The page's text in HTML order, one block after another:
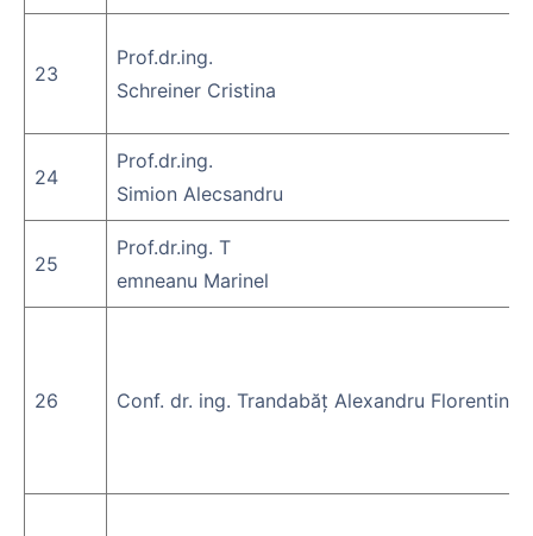
23
Prof.dr.ing.
Schreiner Cristina
24
Prof.dr.ing.
Simion Alecsandru
25
Prof.dr.ing. T
emneanu Marinel
26 Conf. dr. ing. Trandabăț Alexandru Florentin